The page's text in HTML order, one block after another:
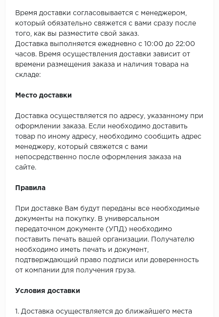
Vinilam
Время доставки согласовывается с менеджером,
который обязательно свяжется с вами сразу после
того, как вы разместите свой заказ.
Доставка выполняется ежедневно с 10:00 до 22:00
часов. Время осуществления доставки зависит от
времени размещения заказа и наличия товара на
складе:
Место доставки
Доставка осуществляется по адресу, указанному при
оформлении заказа. Если необходимо доставить
товар по иному адресу, необходимо сообщить адрес
менеджеру, который свяжется с вами
непосредственно после оформления заказа на
сайте.
Правила
При доставке Вам будут переданы все необходимые
документы на покупку. В универсальном
передаточном документе (УПД) необходимо
поставить печать вашей организации. Получателю
необходимо иметь печать и документ,
подтверждающий право подписи или доверенность
от компании для получения груза.
Условия доставки
1. Доставка осуществляется до ближайшего места